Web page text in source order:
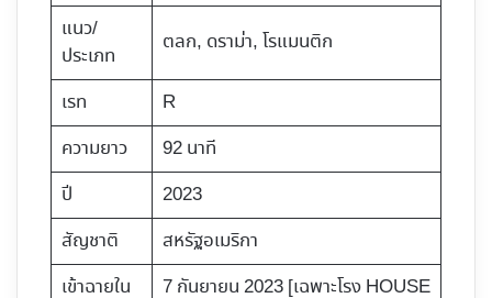
แนว/
ประเภท
ตลก, ดราม่า, โรแมนติก
เรท
R
ความยาว
92 นาที
ปี
2023
สัญชาติ
สหรัฐอเมริกา
เข้าฉายใน
7 กันยายน 2023 [เฉพาะโรง HOUSE